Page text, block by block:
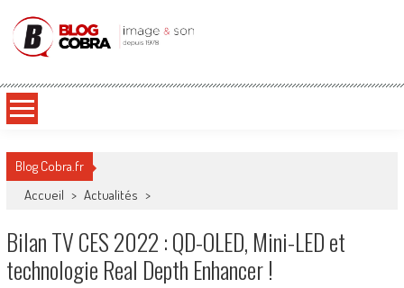
Blog Cobra
Blog Cobra.fr
Accueil > Actualités >
Bilan TV CES 2022 : QD-OLED, Mini-LED et
technologie Real Depth Enhancer !